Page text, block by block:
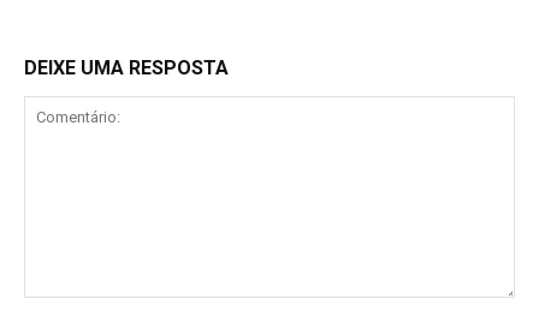
DEIXE UMA RESPOSTA